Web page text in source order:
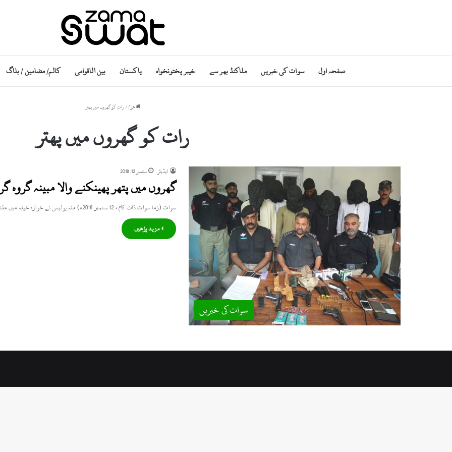
صفحہ اول سوات کی خبریں ملاکنڈ بھر سے خیبر پختونخواہ پاکستان بین الاقوامی کالم/ مضامین / بلاگ
ھوم/رات کو گھروں میں پھتر
رات کو گھروں میں پھتر
سوات کی خبریں
ایڈیٹر ستمبر 12, 2018
گھروں میں پتھر پھینکنے والا مبینہ گروہ
سوات (زما سوات ڈاٹ کام ، 12 ستمبر 2018ء) مٹہ پولیس نے خوازہ خیلہ میں مڈنائٹ آپریشن کے دوران 9…
» مزید پڑھیں